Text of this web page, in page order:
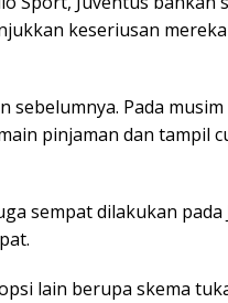
keseriusan
Pada musim
pinjaman dan tampil
sempat dilakukan pada
lain berupa skema